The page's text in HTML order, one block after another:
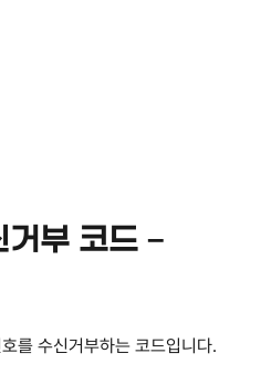
부 코드 –
를 수신거부하는 코드입니다.